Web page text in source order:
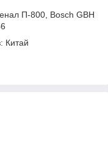
П-800, Bosch GBH
Китай